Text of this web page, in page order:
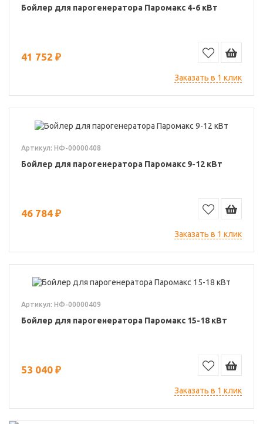
Бойлер для парогенератора Паромакс 4-6 кВт
41 752 ₽
Заказать в 1 клик
Артикул: НФ-00000408
Бойлер для парогенератора Паромакс 9-12 кВт
46 784 ₽
Заказать в 1 клик
Артикул: НФ-00000409
Бойлер для парогенератора Паромакс 15-18 кВт
53 040 ₽
Заказать в 1 клик